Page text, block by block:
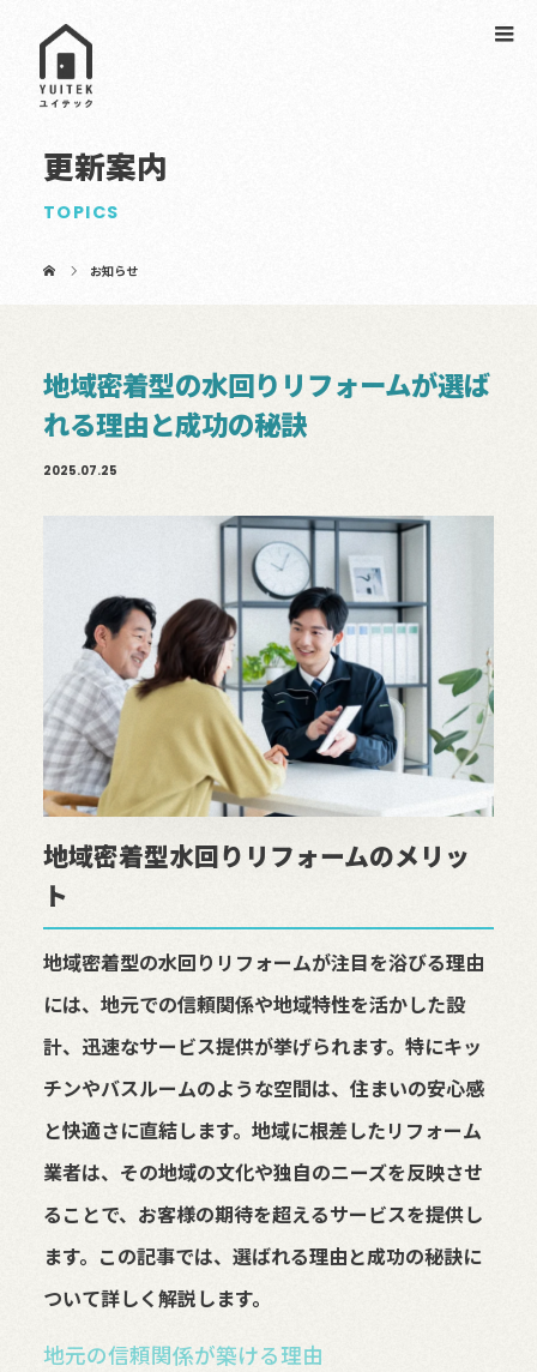
更新案内
TOPICS
お知らせ
地域密着型の水回りリフォームが選ば
れる理由と成功の秘訣
2025.07.25
地域密着型水回りリフォームのメリッ
ト
地域密着型の水回りリフォームが注目を浴びる理由
には、地元での信頼関係や地域特性を活かした設
計、迅速なサービス提供が挙げられます。特にキッ
チンやバスルームのような空間は、住まいの安心感
と快適さに直結します。地域に根差したリフォーム
業者は、その地域の文化や独自のニーズを反映させ
ることで、お客様の期待を超えるサービスを提供し
ます。この記事では、選ばれる理由と成功の秘訣に
ついて詳しく解説します。
地元の信頼関係が築ける理由